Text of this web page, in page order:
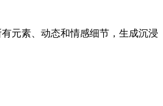
元素、动态和情感细节，生成沉浸